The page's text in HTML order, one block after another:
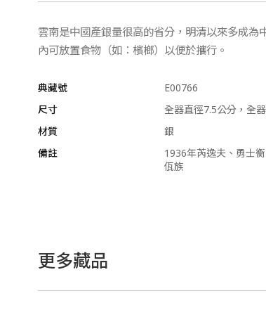
雲南是中國產銀量很高的省分，明清以來多成
內可放置食物（如：檳榔）以便於攜行。
典藏號
E00766
尺寸
全器直徑7.5公分，全
材質
銀
備註
1936年芮逸夫、勇士
佤族
更多藏品